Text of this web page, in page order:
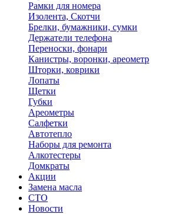
Рамки для номера
Изолента, Скотчи
Брелки, бумажники, сумки
Держатели телефона
Переноски, фонари
Канистры, воронки, ареометр
Шторки, коврики
Лопаты
Щетки
Губки
Ареометры
Салфетки
Автотепло
Наборы для ремонта
Алкотестеры
Домкраты
Акции
Замена масла
СТО
Новости